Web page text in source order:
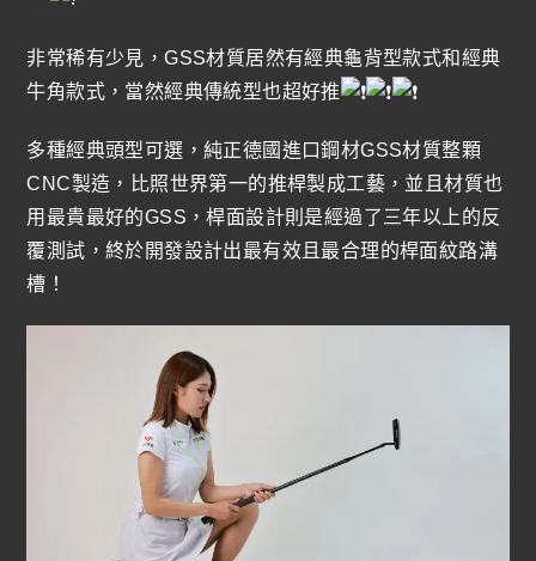
非常稀有少見，GSS材質居然有經典龜背型款式和經典
牛角款式，當然經典傳統型也超好推
多種經典頭型可選，純正德國進口鋼材GSS材質整顆
CNC製造，比照世界第一的推桿製成工藝，並且材質也
用最貴最好的GSS，桿面設計則是經過了三年以上的反
覆測試，終於開發設計出最有效且最合理的桿面紋路溝
槽！